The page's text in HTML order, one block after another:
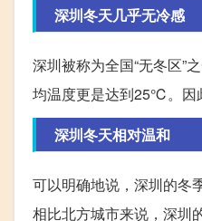
深圳冬天几乎无冷感
深圳被称为全国“无冬区
均温度更是达到25℃。因
深圳冬天相对温和
可以明确地说，深圳的冬
相比北方城市来说，深圳